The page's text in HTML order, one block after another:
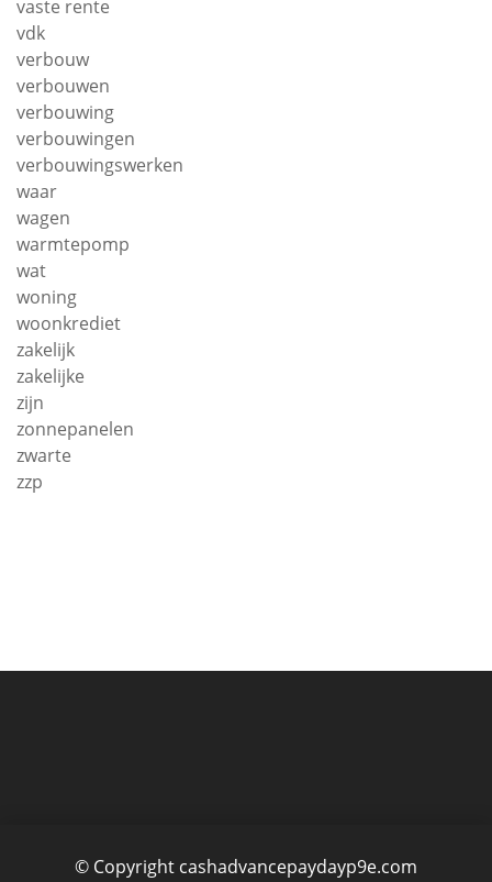
vaste rente
vdk
verbouw
verbouwen
verbouwing
verbouwingen
verbouwingswerken
waar
wagen
warmtepomp
wat
woning
woonkrediet
zakelijk
zakelijke
zijn
zonnepanelen
zwarte
zzp
© Copyright cashadvancepaydayp9e.com